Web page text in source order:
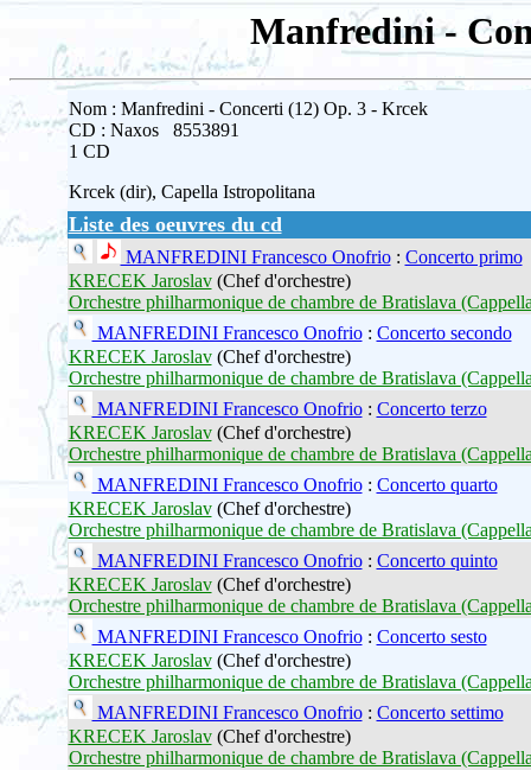
Manfredini -
Nom : Manfredini - Concerti (12) Op. 3 - Krcek
CD : Naxos 8553891
1 CD
Krcek (dir), Capella Istropolitana
Liste des oeuvres du cd
MANFREDINI Francesco Onofrio: Concerto primo
KRECEK Jaroslav(Chef d'orchestre)
Orchestre philharmonique de chambre de Bratislava
MANFREDINI Francesco Onofrio: Concerto secondo
KRECEK Jaroslav(Chef d'orchestre)
Orchestre philharmonique de chambre de Bratislava
MANFREDINI Francesco Onofrio: Concerto terzo
KRECEK Jaroslav(Chef d'orchestre)
Orchestre philharmonique de chambre de Bratislava
MANFREDINI Francesco Onofrio: Concerto quarto
KRECEK Jaroslav(Chef d'orchestre)
Orchestre philharmonique de chambre de Bratislava
MANFREDINI Francesco Onofrio: Concerto quinto
KRECEK Jaroslav(Chef d'orchestre)
Orchestre philharmonique de chambre de Bratislava
MANFREDINI Francesco Onofrio: Concerto sesto
KRECEK Jaroslav(Chef d'orchestre)
Orchestre philharmonique de chambre de Bratislava
MANFREDINI Francesco Onofrio: Concerto settimo
KRECEK Jaroslav(Chef d'orchestre)
Orchestre philharmonique de chambre de Bratislava